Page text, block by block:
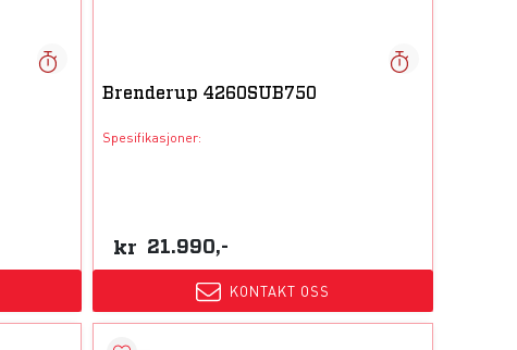
Brenderup 4260SUB750
Spesifikasjoner:
kr 21.990,-
KONTAKT OSS